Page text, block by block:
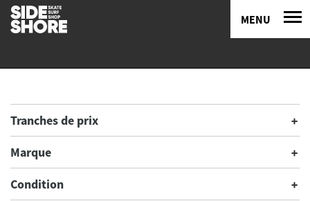
MENU
Tranches de prix
Marque
Condition